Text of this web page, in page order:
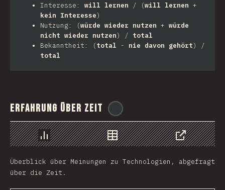
Interesse: will lernen / (will lernen +
kein Interesse)
Nutzung: (würde wieder nutzen + würde
nicht wieder nutzen) / total
Bekanntheit: (total - nie davon gehört) /
total
Erfahrung über Zeit
Chart Data
Share
Überblick über Meinungen zu Technologien, abgefragt
über die Zeit.